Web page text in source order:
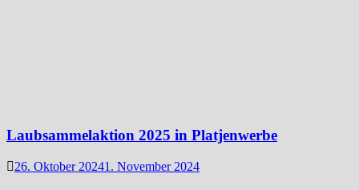
Laubsammelaktion 2025 in Platjenwerbe
26. Oktober 20241. November 2024